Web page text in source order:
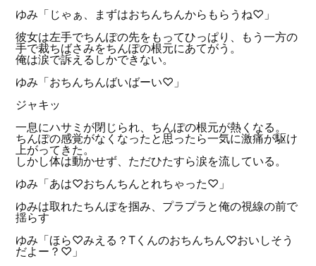
ゆみ「じゃぁ、まずはおちんちんからもらうね♡」
彼女は左手でちんぽの先をもってひっぱり、もう一方の
手で裁ちばさみをちんぽの根元にあてがう。
俺は涙で訴えるしかできない。
ゆみ「おちんちんばいばーい♡」
ジャキッ
一息にハサミが閉じられ、ちんぽの根元が熱くなる。
ちんぽの感覚がなくなったと思ったら一気に激痛が駆け
上がってきた。
しかし体は動かせず、ただひたすら涙を流している。
ゆみ「あは♡おちんちんとれちゃった♡」
ゆみは取れたちんぽを掴み、プラプラと俺の視線の前で
揺らす
ゆみ「ほら♡みえる？Tくんのおちんちん♡おいしそう
だよー？♡」